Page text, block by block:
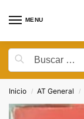
MENU
Inicio / AT General /